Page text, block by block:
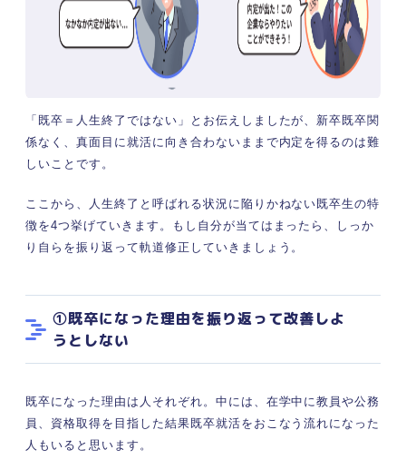
「既卒＝人生終了ではない」とお伝えしましたが、新卒既卒関
係なく、真面目に就活に向き合わないままで内定を得るのは難
しいことです。
ここから、人生終了と呼ばれる状況に陥りかねない既卒生の特
徴を4つ挙げていきます。もし自分が当てはまったら、しっか
り自らを振り返って軌道修正していきましょう。
①既卒になった理由を振り返って改善しよ
うとしない
既卒になった理由は人それぞれ。中には、在学中に教員や公務
員、資格取得を目指した結果既卒就活をおこなう流れになった
人もいると思います。